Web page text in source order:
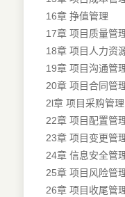
16章 挣值管理
17章 项目质量管
18章 项目人力资
19章 项目沟通管
20章 项目合同管
2l章 项目采购管理
22章 项目配置管
23章 项目变更管
24章 信息安全管
25章 项目风险管
26章 项目收尾管